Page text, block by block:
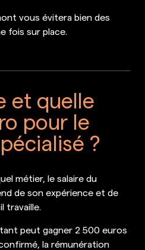
vous évitera bien des
fois sur place.
et quelle
pour le
?
métier, le salaire du
de son expérience et de
travaille.
peut gagner 2 500 euros
la rémunération